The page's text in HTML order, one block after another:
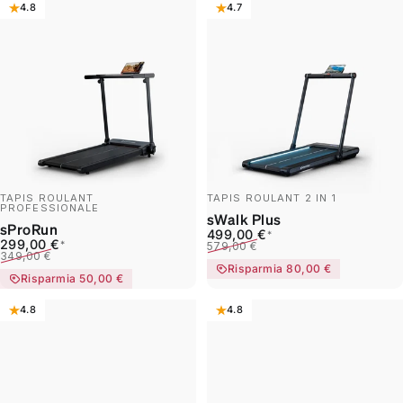
4.8
TAPIS ROULANT
PROFESSIONALE
sProRun
Prezzo scontato
299,00 € *
Prezzo di listino
349,00 €
Risparmia 50,00 €
4.7
TAPIS ROULANT 2 IN 1
sWalk Plus
Prezzo scontato
499,00 € *
Prezzo di listino
579,00 €
Risparmia 80,00 €
4.8 4.8